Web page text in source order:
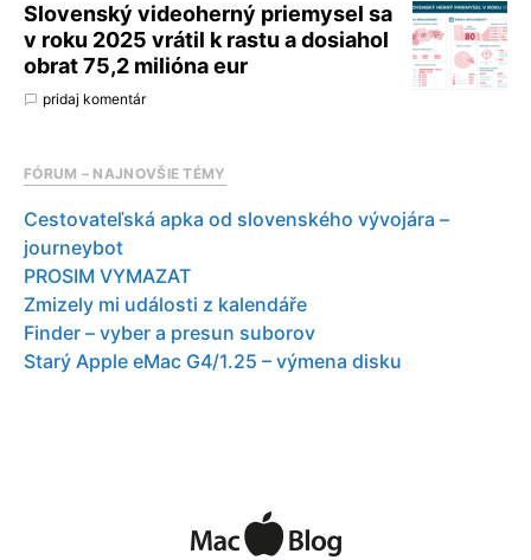
Slovenský videoherný priemysel sa
v roku 2025 vrátil k rastu a dosiahol
obrat 75,2 milióna eur
pridaj komentár
FÓRUM – NAJNOVŠIE TÉMY
Cestovateľská apka od slovenského vývojára –
journeybot
PROSIM VYMAZAT
Zmizely mi události z kalendáře
Finder – vyber a presun suborov
Starý Apple eMac G4/1.25 – výmena disku